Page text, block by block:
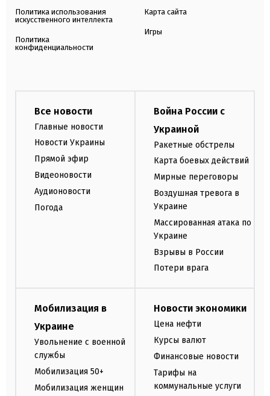
Политика использования
искусственного интеллекта
Политика
конфиденциальности
Карта сайта
Игры
Все новости
Главные новости
Новости Украины
Прямой эфир
Видеоновости
Аудионовости
Погода
Война России с
Украиной
Ракетные обстрелы
Карта боевых действий
Мирные переговоры
Воздушная тревога в
Украине
Массированная атака по
Украине
Взрывы в России
Потери врага
Мобилизация в
Украине
Увольнение с военной
службы
Мобилизация 50+
Мобилизация женщин
Новости экономики
Цена нефти
Курсы валют
Финансовые новости
Тарифы на
коммунальные услуги